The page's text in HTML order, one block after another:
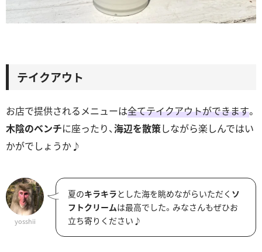
テイクアウト
お店で提供されるメニューは全てテイクアウトができます。
木陰のベンチに座ったり、海辺を散策しながら楽しんではい
かがでしょうか♪
yosshii
夏のキラキラ とした海を眺めながらいただく ソ
フトクリームは最高でした。みなさんもぜひお
立ち寄りください♪